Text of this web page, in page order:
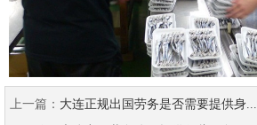
上一篇： 大连正规出国劳务是否需要提供身...